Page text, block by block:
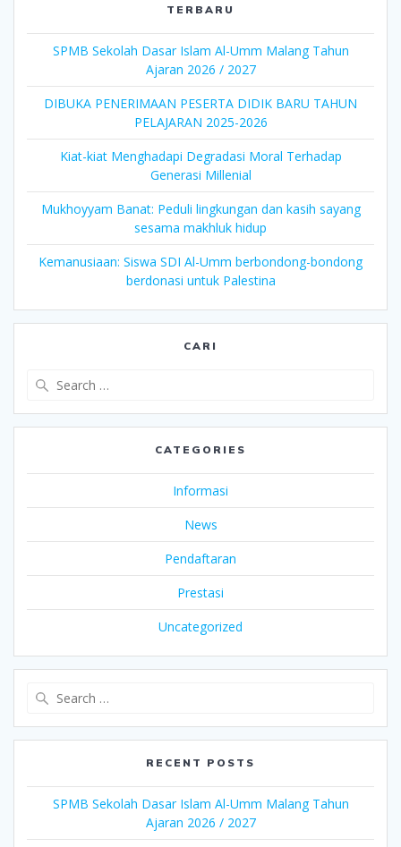
TERBARU
SPMB Sekolah Dasar Islam Al-Umm Malang Tahun
Ajaran 2026 / 2027
DIBUKA PENERIMAAN PESERTA DIDIK BARU TAHUN
PELAJARAN 2025-2026
Kiat-kiat Menghadapi Degradasi Moral Terhadap
Generasi Millenial
Mukhoyyam Banat: Peduli lingkungan dan kasih sayang
sesama makhluk hidup
Kemanusiaan: Siswa SDI Al-Umm berbondong-bondong
berdonasi untuk Palestina
CARI
CATEGORIES
Informasi
News
Pendaftaran
Prestasi
Uncategorized
RECENT POSTS
SPMB Sekolah Dasar Islam Al-Umm Malang Tahun
Ajaran 2026 / 2027